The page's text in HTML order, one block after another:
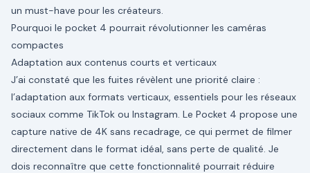
un must-have pour les créateurs.
Pourquoi le pocket 4 pourrait révolutionner les caméras
compactes
Adaptation aux contenus courts et verticaux
J’ai constaté que les fuites révèlent une priorité claire :
l’adaptation aux formats verticaux, essentiels pour les réseaux
sociaux comme TikTok ou Instagram. Le Pocket 4 propose une
capture native de 4K sans recadrage, ce qui permet de filmer
directement dans le format idéal, sans perte de qualité. Je
dois reconnaître que cette fonctionnalité pourrait réduire